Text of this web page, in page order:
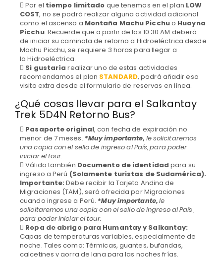
Por el tiempo limitado que tenemos en el plan LOW
COST, no se podrá realizar alguna actividad adicional
como el ascenso a Montaña Machu Picchuo Huayna
Picchu. Recuerde que a partir de las 10:30 AM deberá
de iniciar su caminata de retorno a Hidroeléctrica desde
Machu Picchu, se requiere 3 horas para llegar a
la Hidroeléctrica.
Si gustaría realizar uno de estas actividades
recomendamos el plan STANDARD, podrá añadir esa
visita extra desde el formulario de reservas en línea.
¿Qué cosas llevar para el Salkantay
Trek 5D4N Retorno Bus?
Pasaporte original, con fecha de expiración no
menor de 7 meses. *Muy importante, le solicitaremos
una copia con el sello de ingreso al País, para poder
iniciar el tour.
Válido también Documento de identidad para su
ingreso a Perú (Solamente turistas de Sudamérica).
Importante:Debe recibir la Tarjeta Andina de
Migraciones (TAM), será ofrecida por Migraciones
cuando ingrese a Perú. *Muy importante,le
solicitaremos una copia con el sello de ingreso al País,
para poder iniciar el tour.
Ropa de abrigo para Humantay y Salkantay:
Capas de temperaturas variables, especialmente de
noche. Tales como: Térmicas, guantes, bufandas,
calcetines y gorra de lana para las noches frías.